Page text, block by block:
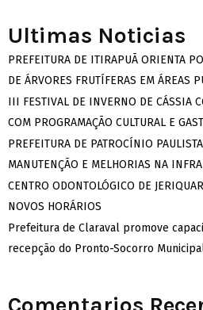
Ultimas Noticias
PREFEITURA DE ITIRAPUÃ ORIENTA
DE ÁRVORES FRUTÍFERAS EM ÁREAS
III FESTIVAL DE INVERNO DE CÁSSIA
COM PROGRAMAÇÃO CULTURAL E
PREFEITURA DE PATROCÍNIO
MANUTENÇÃO E MELHORIAS NA
CENTRO ODONTOLÓGICO DE
NOVOS HORÁRIOS
Prefeitura de Claraval promove
recepção do Pronto-Socorro
Comentarios